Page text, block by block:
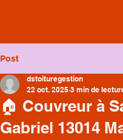
Post
🏠 Couvreur à
Gabriel 13014
dstoituregestion
22 oct. 2025 3 min de